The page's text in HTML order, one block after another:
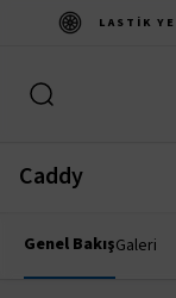
LASTIK
Caddy
Genel BakışGaleri